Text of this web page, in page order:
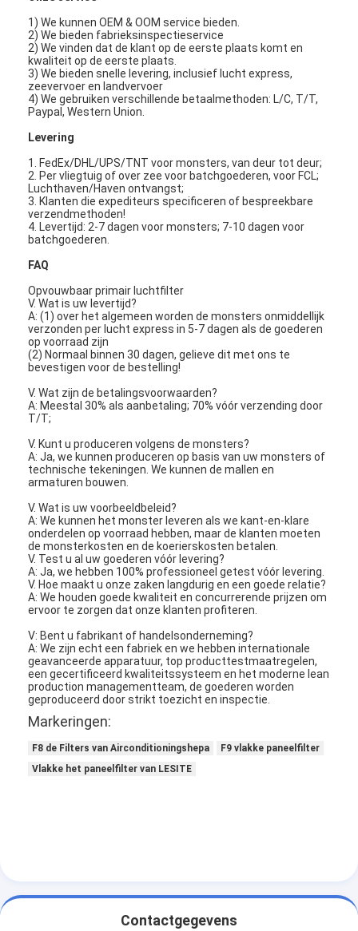
De Filter van de aluminiumzak
Stofzakfilter
Origami die Machine vouwen
ultrasone stikkende machine
luchtfilter Frame maken machine
De Filter van de Hepazak
1) We kunnen OEM & OOM service bieden.
2) We bieden fabrieksinspectieservice
2) We vinden dat de klant op de eerste plaats komt en
kwaliteit op de eerste plaats.
3) We bieden snelle levering, inclusief lucht express,
zeevervoer en landvervoer
4) We gebruiken verschillende betaalmethoden: L/C, T/T,
Paypal, Western Union.
Levering
1. FedEx/DHL/UPS/TNT voor monsters, van deur tot deur;
2. Per vliegtuig of over zee voor batchgoederen, voor FCL;
Luchthaven/Haven ontvangst;
3. Klanten die expediteurs specificeren of bespreekbare
verzendmethoden!
4. Levertijd: 2-7 dagen voor monsters; 7-10 dagen voor
batchgoederen.
FAQ
Opvouwbaar primair luchtfilter
V. Wat is uw levertijd?
A: (1) over het algemeen worden de monsters onmiddellijk
verzonden per lucht express in 5-7 dagen als de goederen
op voorraad zijn
(2) Normaal binnen 30 dagen, gelieve dit met ons te
bevestigen voor de bestelling!
V. Wat zijn de betalingsvoorwaarden?
A: Meestal 30% als aanbetaling; 70% vóór verzending door
T/T;
V. Kunt u produceren volgens de monsters?
A: Ja, we kunnen produceren op basis van uw monsters of
technische tekeningen. We kunnen de mallen en
armaturen bouwen.
V. Wat is uw voorbeeldbeleid?
A: We kunnen het monster leveren als we kant-en-klare
onderdelen op voorraad hebben, maar de klanten moeten
de monsterkosten en de koerierskosten betalen.
V. Test u al uw goederen vóór levering?
A: Ja, we hebben 100% professioneel getest vóór levering.
V. Hoe maakt u onze zaken langdurig en een goede relatie?
A: We houden goede kwaliteit en concurrerende prijzen om
ervoor te zorgen dat onze klanten profiteren.
V: Bent u fabrikant of handelsonderneming?
A: We zijn echt een fabriek en we hebben internationale
geavanceerde apparatuur, top producttestmaatregelen,
een gecertificeerd kwaliteitssysteem en het moderne lean
production managementteam, de goederen worden
geproduceerd door strikt toezicht en inspectie.
Markeringen:
F8 de Filters van Airconditioningshepa
F9 vlakke paneelfilter
Vlakke het paneelfilter van LESITE
Contactgegevens